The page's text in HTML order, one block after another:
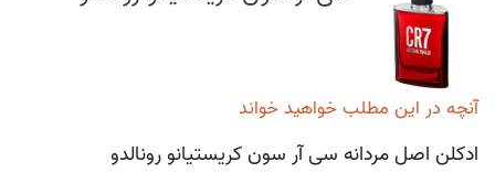
آنچه در این مطلب خواهید خواند
ادکلن اصل مردانه سی آر سون کریستیانو رونالدو